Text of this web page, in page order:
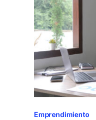
Emprendimiento